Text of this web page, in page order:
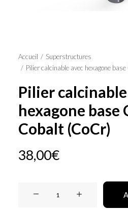
Accueil
Superstructures
Pilier calcinable avec hexagone
Pilier
hexagone base
Cobalt (CoCr)
38,00€